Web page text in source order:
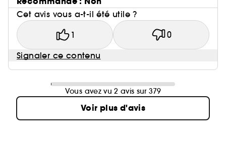
Cet avis vous a-t-il été utile ?
1 0
Signaler ce contenu
Vous avez vu 2 avis sur 379
Voir plus d'avis